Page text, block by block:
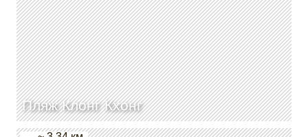
Пляж Клонг Кхонг